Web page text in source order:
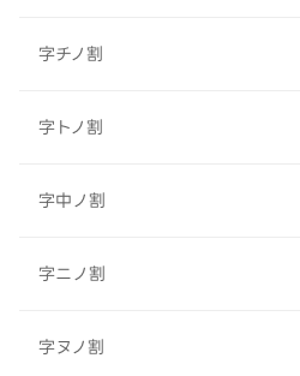
字チノ割
字トノ割
字中ノ割
字ニノ割
字ヌノ割